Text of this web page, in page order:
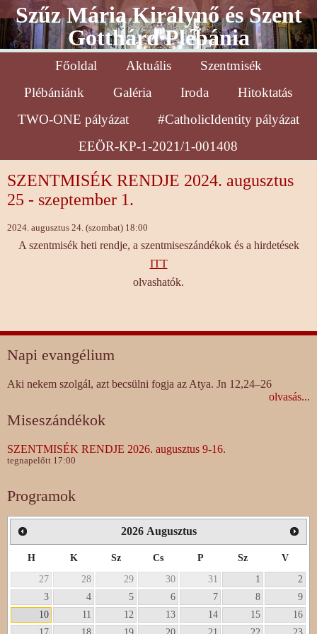
Szűz Mária Királynő és Szent
Gotthárd Plébánia
Főoldal Aktuális
Szentmisék
Plébániánk
Galéria Iroda
Hitoktatás
TWO-ONE pályázat
#CatholicIdentity pályázat
EEÖR-KP-1-2021/1-001408
SZENTMISÉK RENDJE 2024. augusztus
25 - szeptember 1.
2024. augusztus 24. (szombat) 18:00
A szentmisék heti rendje, a szentmiseszándékok és a hirdetések
ITT
olvashatók.
Napi evangélium
Aki nekem szolgál, azt becsülni fogja az Atya. Jn 12,24–26
olvasás...
Miseszándékok
SZENTMISÉK RENDJE 2026. augusztus 9-16.
tegnapelőtt 17:00
Programok
2026 Augusztus
H K Sz Cs P Sz
V
27
28 29 30 31 1
2
3
4 5 6 7 8
9
10
11 12 13 14 15
16